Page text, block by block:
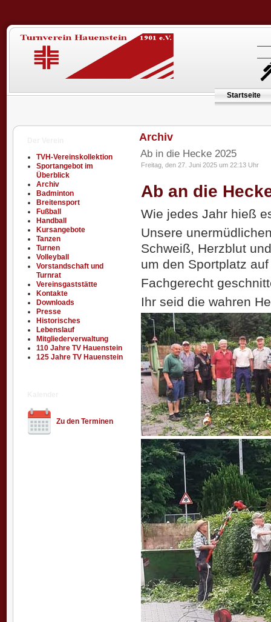
Startseite
TVH-Vereinskollektion
Sportangebot im
Überblick
Archiv
Badminton
Breitensport
Fußball
Handball
Kursangebote
Tanzen
Turnen
Volleyball
Vorstandschaft und
Turnrat
Vereinsgaststätte
Kontakte
Downloads
Presse
Historisches
Lebenslauf
Mitgliederverwaltung
110 Jahre TV Hauenstein
125 Jahre TV Hauenstein
Zu den Terminen
Archiv
Ab in die Hecke 2025
Freitag, den 27. Juni 2025 um 22:13 Uhr
Ab an die
Wie jedes Jahr hieß
Unsere
Schweiß, Herzblut
um den Sportplatz
Fachgerecht
Ihr seid die wahren